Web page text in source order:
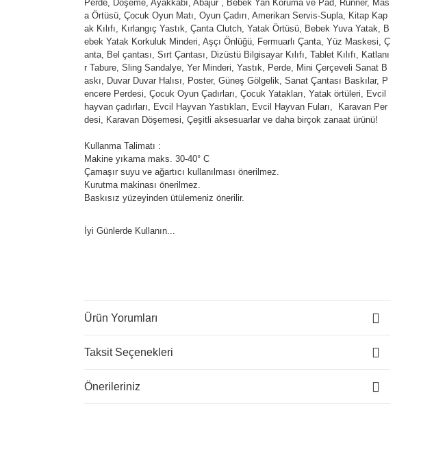
Perde, Döşeme, Ayakkabı, Abajur , Bebek Yan Koruma ve Pad, Runner, Mas
a Örtüsü, Çocuk Oyun Matı, Oyun Çadırı, Amerikan Servis-Supla, Kitap Kap
ak Kılıfı, Kırlangıç Yastık, Çanta Clutch, Yatak Örtüsü, Bebek Yuva Yatak, B
ebek Yatak Korkuluk Minderi, Aşçı Önlüğü, Fermuarlı Çanta, Yüz Maskesi, Ç
anta, Bel çantası, Sırt Çantası, Dizüstü Bilgisayar Kılıfı, Tablet Kılıfı, Katlanı
r Tabure, Sling Sandalye, Yer Minderi, Yastık, Perde, Mini Çerçeveli Sanat B
askı, Duvar Duvar Halısı, Poster, Güneş Gölgelik, Sanat Çantası Baskılar, P
encere Perdesi, Çocuk Oyun Çadırları, Çocuk Yatakları, Yatak örtüleri, Evcil
hayvan çadırları, Evcil Hayvan Yastıkları, Evcil Hayvan Fuları, Karavan Per
desi, Karavan Döşemesi, Çeşitli aksesuarlar ve daha birçok zanaat ürünü!
Kullanma Talimatı :
Makine yıkama maks. 30-40° C
Çamaşır suyu ve ağartıcı kullanılması önerilmez.
Kurutma makinası önerilmez.
Baskısız yüzeyinden ütülemeniz önerilir.
İyi Günlerde Kullanın...
Ürün Yorumları
Taksit Seçenekleri
Önerileriniz